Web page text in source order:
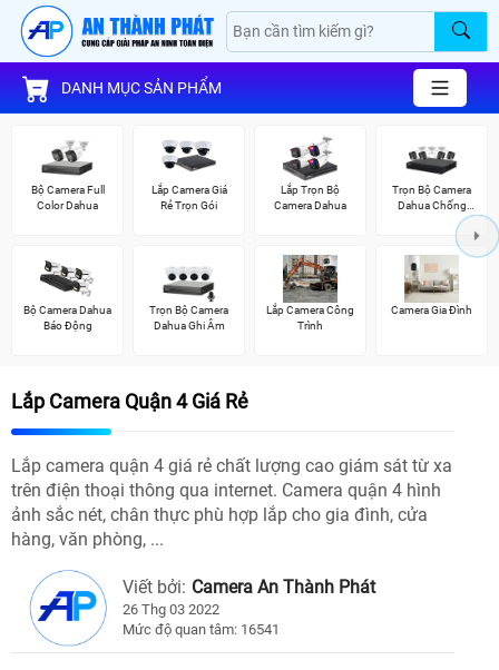
DANH MỤC SẢN PHẨM
Bộ Camera Full
Color Dahua
Lắp Camera Giá
Rẻ Trọn Gói
Lắp Trọn Bộ
Camera Dahua
Trọn Bộ Camera
Dahua Chống
Bộ Camera Dahua
Báo Động
Trọn Bộ Camera
Dahua Ghi Âm
Lắp Camera Công
Trình
Camera Gia Đình
Lắp Camera Quận 4 Giá Rẻ
Lắp camera quận 4 giá rẻ chất lượng cao giám sát từ xa
trên điện thoại thông qua internet. Camera quận 4 hình
ảnh sắc nét, chân thực phù hợp lắp cho gia đình, cửa
hàng, văn phòng, ...
Viết bởi: Camera An Thành Phát
26 Thg 03 2022
Mức độ quan tâm: 16541